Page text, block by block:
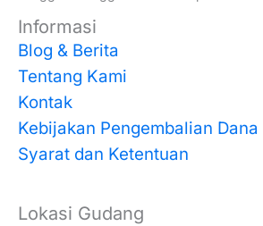
Informasi
Blog & Berita
Tentang Kami
Kontak
Kebijakan Pengembalian Dana
Syarat dan Ketentuan
Lokasi Gudang